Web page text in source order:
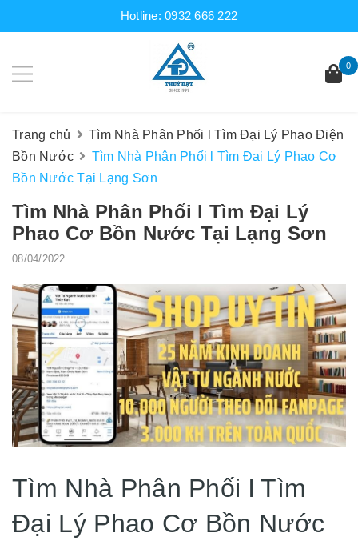
Hotline:0932 666 222
0
Trang chủ
Tìm Nhà Phân Phối l Tìm Đại Lý Phao Điện
Bồn Nước
Tìm Nhà Phân Phối l Tìm Đại Lý Phao Cơ
Bồn Nước Tại Lạng Sơn
Tìm Nhà Phân Phối l Tìm Đại Lý
Phao Cơ Bồn Nước Tại Lạng Sơn
08/04/2022
Tìm Nhà Phân Phối l Tìm
Đại Lý Phao Cơ Bồn Nước